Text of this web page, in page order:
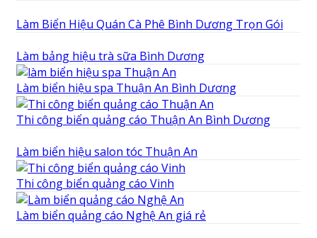
Làm Biển Hiệu Quán Cà Phê Bình Dương Trọn Gói
Làm bảng hiệu trà sữa Bình Dương
Làm biển hiệu spa Thuận An Bình Dương
Thi công biển quảng cáo Thuận An Bình Dương
Làm biển hiệu salon tóc Thuận An
Thi công biển quảng cáo Vinh
Làm biển quảng cáo Nghệ An giá rẻ